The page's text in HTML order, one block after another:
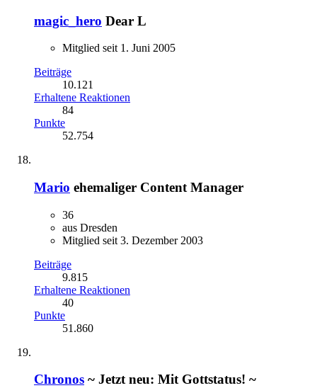
magic_hero Dear L
Mitglied seit 1. Juni 2005
Beiträge
10.121
Erhaltene Reaktionen
84
Punkte
52.754
Mario ehemaliger Content Manager
36
aus Dresden
Mitglied seit 3. Dezember 2003
Beiträge
9.815
Erhaltene Reaktionen
40
Punkte
51.860
Chronos ~ Jetzt neu: Mit Gottstatus! ~